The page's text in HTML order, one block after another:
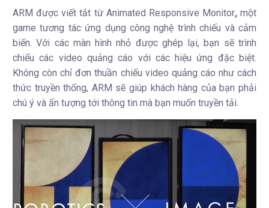
ARM được viết tắt từ Animated Responsive Monitor, một
game tương tác ứng dụng công nghệ trình chiếu và cảm
biến. Với các màn hình nhỏ được ghép lại, bạn sẽ trình
chiếu các video quảng cáo với các hiệu ứng đặc biệt.
Không còn chỉ đơn thuần chiếu video quảng cáo như cách
thức truyền thống, ARM sẽ giúp khách hàng của bạn phải
chú ý và ấn tượng tới thông tin mà bạn muốn truyền tải.